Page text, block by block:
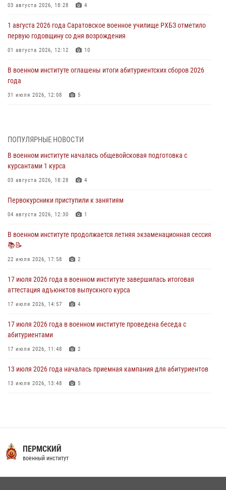
03 августа 2026, 18:28 4
1 августа 2026 года Саратовское военное училище РХБЗ отметило
первую годовщину со дня возрождения
01 августа 2026, 12:12 10
В военном институте оглашены итоги абитуриентских сборов 2026
года
31 июля 2026, 12:08 5
29 июля 2026, 06:45 2
29 июля 2026 года курсанты военного института успешно сдали
экзамен по вождению
29 июля 2026, 06:41
28 июля 2026 года в военном институте организована беседа и
праздничный молебен
В военном институте завершается летняя экзаменационная сессия
28 июля 2026, 10:41
ПОПУЛЯРНЫЕ НОВОСТИ
В военном институте началась общевойсковая подготовка с
курсантами 1 курса
03 августа 2026, 18:28 4
Первокурсники приступили к занятиям
04 августа 2026, 12:30 1
В военном институте продолжается летняя экзаменационная сессия
📚📝
22 июля 2026, 17:58 2
17 июля 2026 года в военном институте завершилась итоговая
аттестация адъюнктов выпускного курса
17 июля 2026, 14:57 4
17 июля 2026 года в военном институте проведена беседа с
абитуриентами
17 июля 2026, 11:48 2
13 июля 2026 года началась приемная кампания для абитуриентов
13 июля 2026, 13:48 5
29 июля 2026, 06:45 2
16 июля 2026 года между военным институтом и ООО «ЭЛРЕМ»
заключено соглашение о научно-техническом сотрудничестве
ПЕРМСКИЙ
военный институт